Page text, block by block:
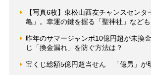
【写真6枚】東松山西友チャンスセン
亀」。幸運の鍵を握る「聖神社」なども
昨年のサマージャンボ10億円超が未換
じ「換金漏れ」を防ぐ方法は？
宝くじ総額5億円超当せん 「億男」が